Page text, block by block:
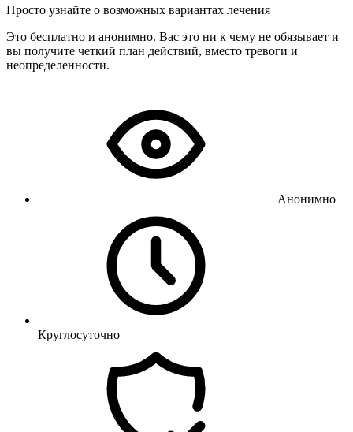
Просто узнайте о возможных вариантах лечения
Это бесплатно и анонимно. Вас это ни к чему не обязывает и
вы получите четкий план действий, вместо тревоги и
неопределенности.
Анонимно
Круглосуточно